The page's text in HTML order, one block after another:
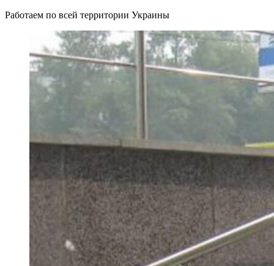
Работаем по всей территории Украины